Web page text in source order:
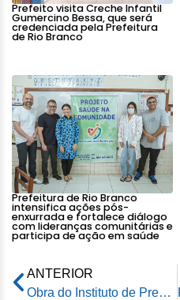
Prefeito visita Creche Infantil
Gumercino Bessa, que será
credenciada pela Prefeitura
de Rio Branco
Prefeitura de Rio Branco
intensifica ações pós-
enxurrada e fortalece diálogo
com lideranças comunitárias e
participa de ação em saúde
ANTERIOR
Obra do Instituto de Previdência de Rio Branco segue com cronograma adiantado